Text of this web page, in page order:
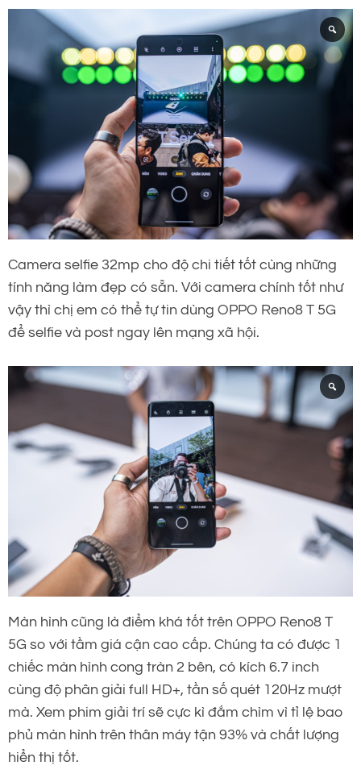
Camera selfie 32mp cho độ chi tiết tốt cùng những
tính năng làm đẹp có sẵn. Với camera chính tốt như
vậy thì chị em có thể tự tin dùng OPPO Reno8 T 5G
để selfie và post ngay lên mạng xã hội.
Màn hình cũng là điểm khá tốt trên OPPO Reno8 T
5G so với tầm giá cận cao cấp. Chúng ta có được 1
chiếc màn hình cong tràn 2 bên, có kích 6.7 inch
cùng độ phân giải full HD+, tần số quét 120Hz mượt
mà. Xem phim giải trí sẽ cực kì đắm chìm vì tỉ lệ bao
phủ màn hình trên thân máy tận 93% và chất lượng
hiển thị tốt.